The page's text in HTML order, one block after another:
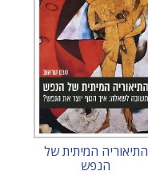
התיאוריה המיתית של
הנפש